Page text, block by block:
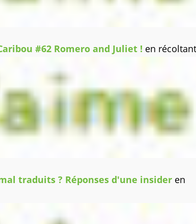
#62 Romero and Juliet ! en récoltant
traduits ? Réponses d'une insider en